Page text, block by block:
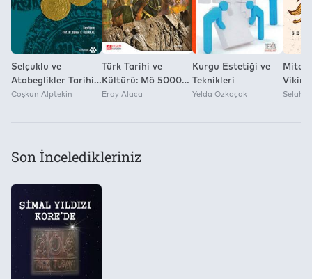
Selçuklu ve
Atabeglikler Tarihi
Üzerine
Coşkun Alptekin
Türk Tarihi ve
Kültürü: Mö 5000-
Ms 2019
Eray Alaca
Kurgu Estetiği ve
Teknikleri
Yelda Özkoçak
Son İnceledikleriniz